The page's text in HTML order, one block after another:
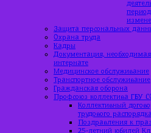
Защита персональных
Охрана труда
Кадры
Документация,
интернате
Медицинское обслуживание
Транспортное обслуживание
Гражданская оборона
Профсоюз коллектива ГБУ
Коллективный
трудового
Поздравления к
25-летний юбилей